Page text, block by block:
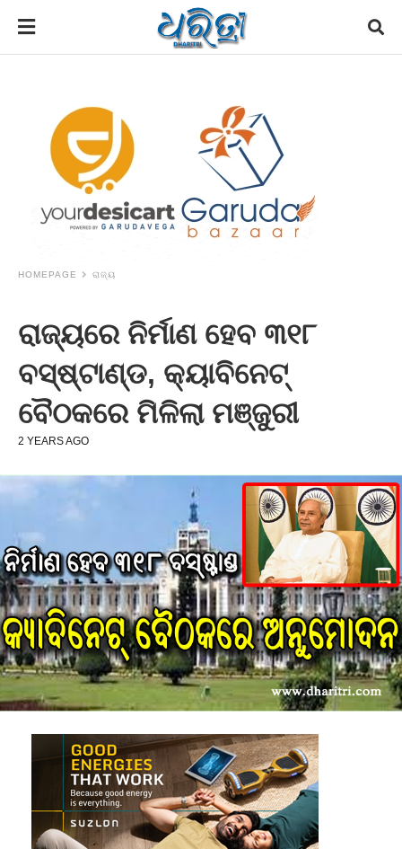
HOMEPAGE ରାଜ୍ୟ
ରାଜ୍ୟରେ ନିର୍ମାଣ ହେବ ୩୧୮
ବସ୍‌ଷ୍ଟାଣ୍ଡ, କ୍ୟାବିନେଟ୍‌
ବୈଠକରେ ମିଳିଲା ମଞ୍ଜୁରୀ
2 YEARS AGO